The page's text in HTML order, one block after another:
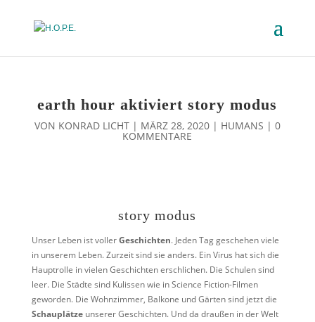
earth hour aktiviert story modus
VON KONRAD LICHT| MÄRZ 28, 2020| HUMANS | 0
KOMMENTARE
story modus
Unser Leben ist vollerGeschichten. Jeden Tag geschehen viele
in unserem Leben. Zurzeit sind sie anders. Ein Virus hat sich die
Hauptrolle in vielen Geschichten erschlichen. Die Schulen sind
leer. Die Städte sind Kulissen wie in Science Fiction-Filmen
geworden. Die Wohnzimmer, Balkone und Gärten sind jetzt die
Schauplätzeunserer Geschichten. Und da draußen in der Welt